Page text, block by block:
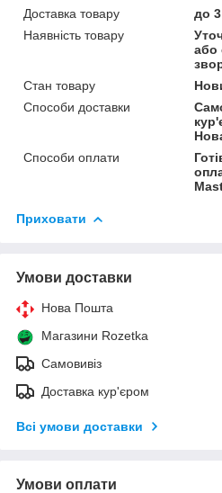
Доставка товару
до 3
Наявність товару
або
Стан товару
Способи доставки
Способи оплати
Приховати
Умови доставки
Нова Пошта
Магазини Rozetka
Самовивіз
Доставка кур'єром
Всі умови доставки
Умови оплати